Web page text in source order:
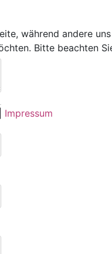
während andere
Bitte beachten
Impressum